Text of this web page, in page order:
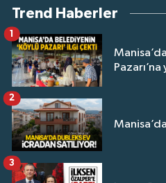
Trend Haberler
1
2
3